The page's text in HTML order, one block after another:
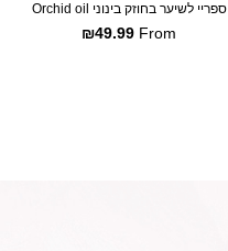
ספריי לשיער בחוזק בינוני Orchid oil
From
₪49.99